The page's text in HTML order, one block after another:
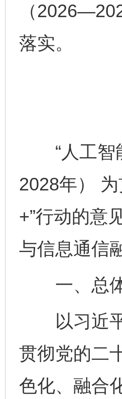
（
落实。
“人工智
2028年）
+”行动的意
与信息通信
一、总
以习近平
贯彻党的二
色化、融合